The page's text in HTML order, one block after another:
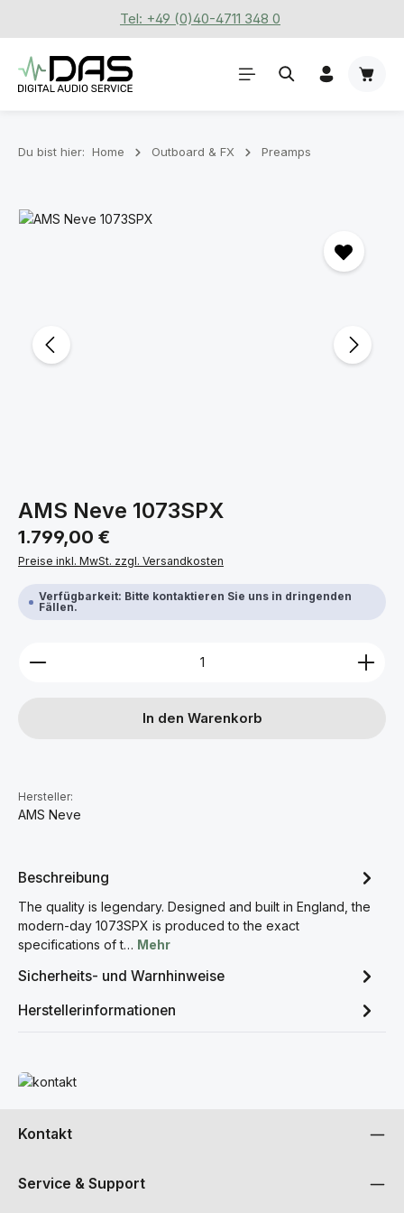
Zum Hauptinhalt springenTel: +49 (0)40-4711 348 0
Du bist hier: Home Outboard & FX Preamps
Bildergalerie überspringen
AMS Neve 1073SPX
Regulärer Preis:
1.799,00 €
Preise inkl. MwSt. zzgl. Versandkosten
Verfügbarkeit: Bitte kontaktieren Sie uns in dringenden
Fällen.
Produkt Anzahl: Gib den gewünschten Wert ein
In den Warenkorb
Hersteller:
AMS Neve
Beschreibung
The quality is legendary. Designed and built in England, the
modern-day 1073SPX is produced to the exact
specifications of t… Mehr
Sicherheits- und Warnhinweise
Herstellerinformationen
Mehr erfahren
Kontakt
Service & Support